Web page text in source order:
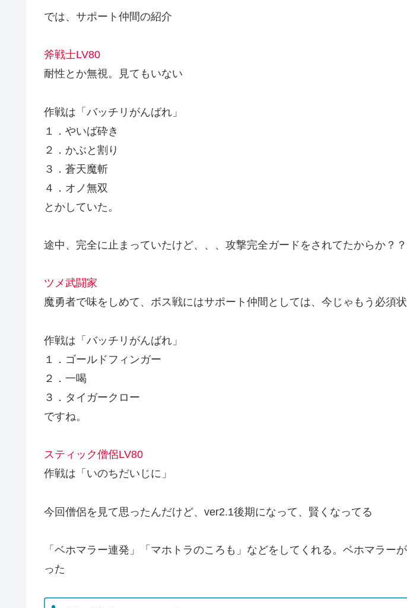
では、サポート仲間の紹介
斧戦士LV80
耐性とか無視。見てもいない
作戦は「バッチリがんばれ」
１．やいば砕き
２．かぶと割り
３．蒼天魔斬
４．オノ無双
とかしていた。
途中、完全に止まっていたけど、、、攻撃完全ガードをされてたからか？？
ツメ武闘家
魔勇者で味をしめて、ボス戦にはサポート仲間としては、今じゃもう必須
作戦は「バッチリがんばれ」
１．ゴールドフィンガー
２．一喝
３．タイガークロー
ですね。
スティック僧侶LV80
作戦は「いのちだいじに」
今回僧侶を見て思ったんだけど、ver2.1後期になって、賢くなってる
「ベホマラー連発」「マホトラのころも」などをしてくれる。ベホマラー
った